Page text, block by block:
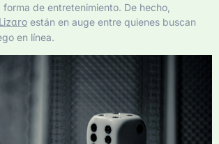
de entretenimiento. De hecho,
Lizaro están en auge entre quienes buscan
en línea.